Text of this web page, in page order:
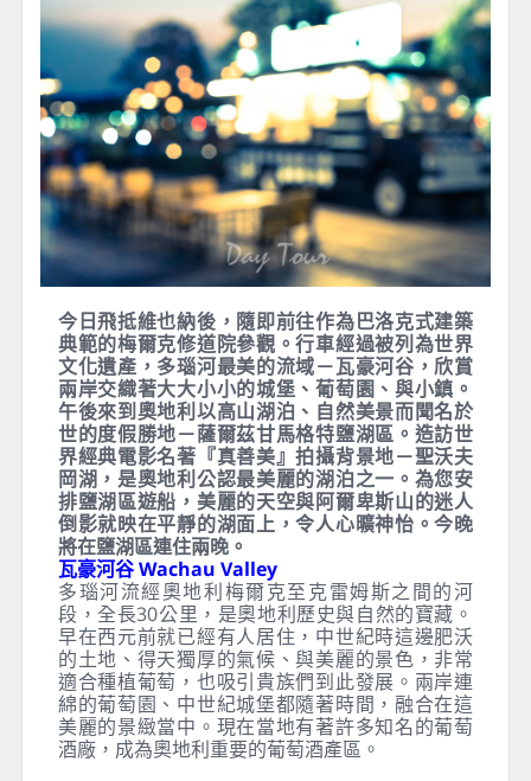
今日飛抵維也納後，隨即前往作為巴洛克式建築
典範的梅爾克修道院參觀。行車經過被列為世界
文化遺產，多瑙河最美的流域－瓦豪河谷，欣賞
兩岸交織著大大小小的城堡、葡萄園、與小鎮。
午後來到奧地利以高山湖泊、自然美景而聞名於
世的度假勝地－薩爾茲甘馬格特鹽湖區。造訪世
界經典電影名著『真善美』拍攝背景地－聖沃夫
岡湖，是奧地利公認最美麗的湖泊之一。為您安
排鹽湖區遊船，美麗的天空與阿爾卑斯山的迷人
倒影就映在平靜的湖面上，令人心曠神怡。今晚
將在鹽湖區連住兩晚。
瓦豪河谷 Wachau Valley
多瑙河流經奧地利梅爾克至克雷姆斯之間的河
段，全長30公里，是奧地利歷史與自然的寶藏。
早在西元前就已經有人居住，中世紀時這邊肥沃
的土地、得天獨厚的氣候、與美麗的景色，非常
適合種植葡萄，也吸引貴族們到此發展。兩岸連
綿的葡萄園、中世紀城堡都隨著時間，融合在這
美麗的景緻當中。現在當地有著許多知名的葡萄
酒廠，成為奧地利重要的葡萄酒產區。